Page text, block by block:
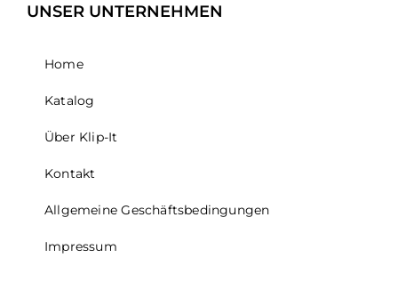
UNSER UNTERNEHMEN
Home
Katalog
Über Klip-It
Kontakt
Allgemeine Geschäftsbedingungen
Impressum